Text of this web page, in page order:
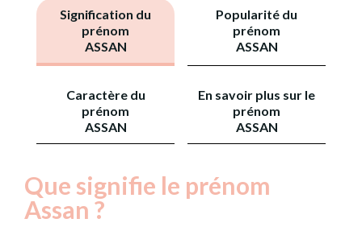
Signification du
prénom
ASSAN
Popularité du
prénom
ASSAN
Caractère du
prénom
ASSAN
En savoir plus sur le
prénom
ASSAN
Que signifie le prénom
Assan ?